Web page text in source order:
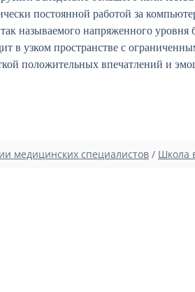
постоянной работой за
называемого напряженного
в узком пространстве с
положительных впечатлений и
медицинских специалистов / Школа